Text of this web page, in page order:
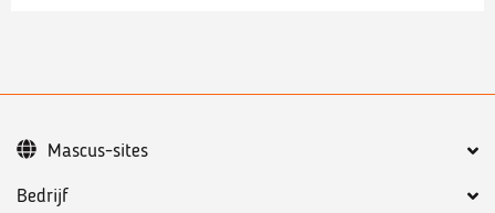
Bedrijf
Mascus-sites